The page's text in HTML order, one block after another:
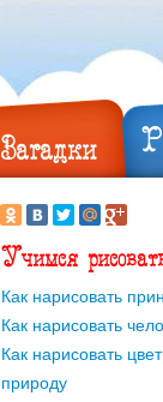
Загадки
Учимся
Как нарисовать
Как нарисовать
Как нарисовать
природу